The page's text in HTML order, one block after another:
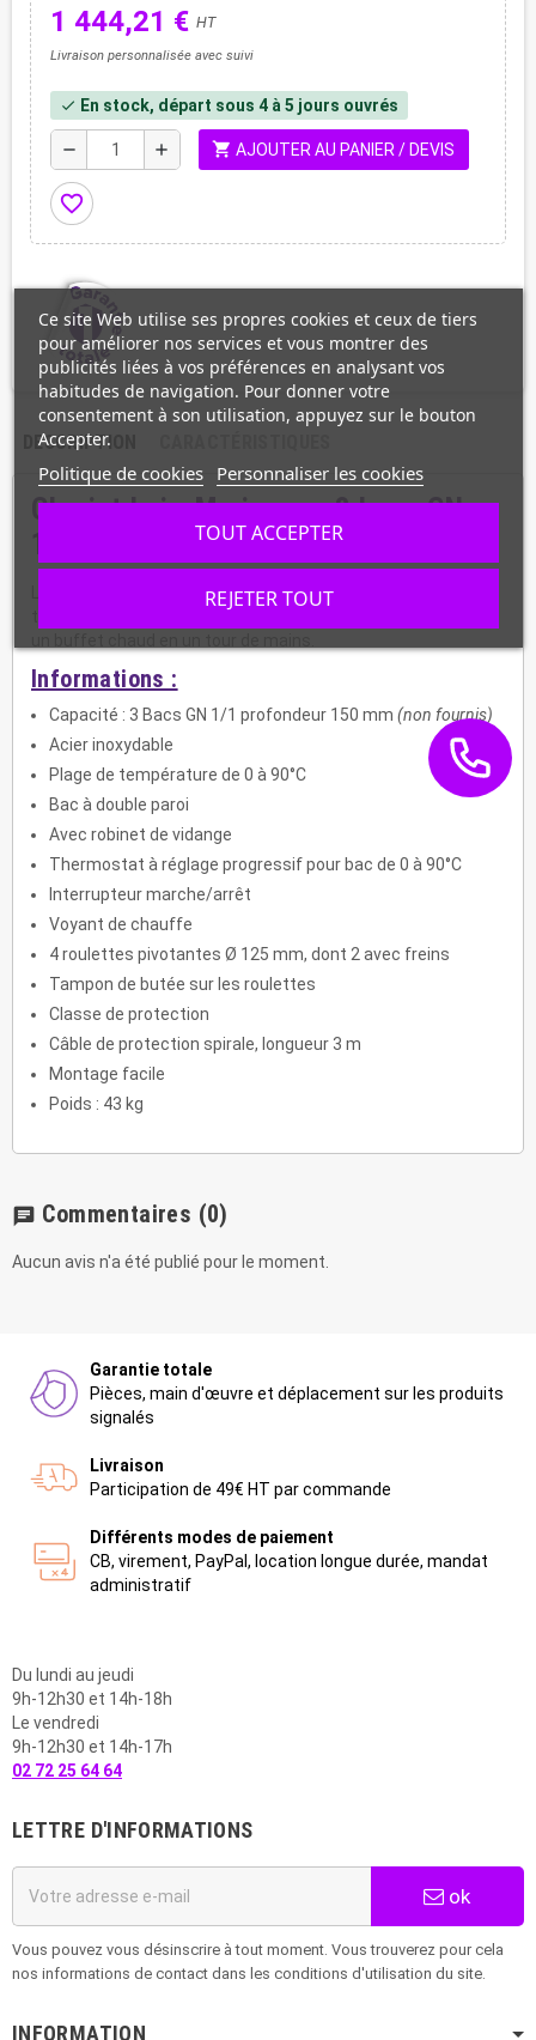
1 444,21 € HT
Livraison personnalisée avec suivi
check En stock, départ sous 4 à 5 jours ouvrés
remove add shopping_cart AJOUTER AU PANIER / DEVIS
favorite_border
DESCRIPTION
Chariot bain-Marie pour 3 bacs GN
1/1, chauffé à l'eau de 30°C à 90°C
Le buffet mobile est idéal pour maintenir au chaud et
transporter confortablement des plats. Il permet d'installer
Informations :
Capacité : 3 Bacs GN 1/1 profondeur 150 mm (non fournis)
Acier inoxydable
Plage de température de 0 à 90°C
Bac à double paroi
Avec robinet de vidange
Thermostat à réglage progressif pour bac de 0 à 90°C
Interrupteur marche/arrêt
Voyant de chauffe
4 roulettes pivotantes Ø 125 mm, dont 2 avec freins
Tampon de butée sur les roulettes
Classe de protection
Câble de protection spirale, longueur 3 m
Montage facile
Poids : 43 kg
chat Commentaires (0)
Aucun avis n'a été publié pour le moment.
Garantie totale
Pièces, main d'œuvre et déplacement sur les produits
signalés
Livraison
Participation de 49€ HT par commande
Différents modes de paiement
CB, virement, PayPal, location longue durée, mandat
administratif
Du lundi au jeudi
9h-12h30 et 14h-18h
Le vendredi
9h-12h30 et 14h-17h
02 72 25 64 64
LETTRE D'INFORMATIONS
ok
Vous pouvez vous désinscrire à tout moment. Vous trouverez pour cela
nos informations de contact dans les conditions d'utilisation du site.
INFORMATION
Ce site Web utilise ses propres cookies et ceux de tiers
pour améliorer nos services et vous montrer des
publicités liées à vos préférences en analysant vos
habitudes de navigation. Pour donner votre
consentement à son utilisation, appuyez sur le bouton
Accepter.
Politique de cookies Personnaliser les cookies
REJETER TOUT
TOUT ACCEPTER